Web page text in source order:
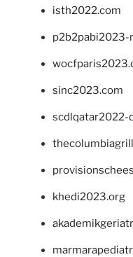
isth2022.com
p2b2pabi2023-
sinc2023.com
scdlqatar2022-
khedi2023.org